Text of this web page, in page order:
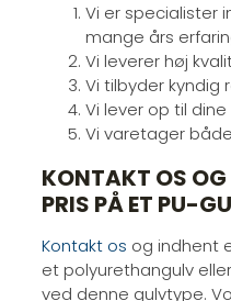
Vi er specialister
mange års
Vi leverer høj
Vi tilbyder kyndig
Vi lever op til
Vi varetager
​KONTAKT OS OG
PRIS PÅ ET PU-
Kontakt os og indhent
et polyurethangulv
ved denne gulvtype.